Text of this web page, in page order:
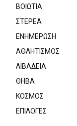
ΒΟΙΩΤΙΑ
ΣΤΕΡΕΑ
ΕΝΗΜΕΡΩΣΗ
ΑΘΛΗΤΙΣΜΟΣ
ΛΙΒΑΔΕΙΑ
ΘΗΒΑ
ΚΟΣΜΟΣ
ΕΠΙΛΟΓΕΣ